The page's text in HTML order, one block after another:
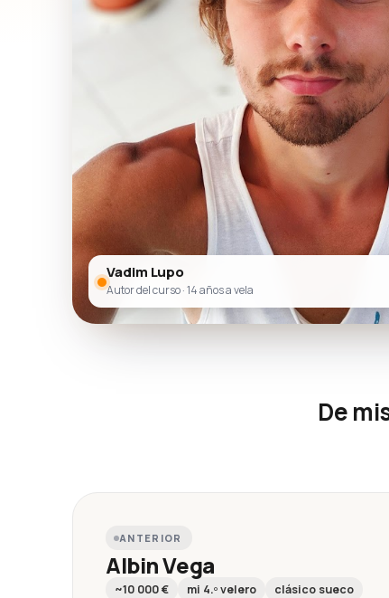
Vadim Lupo
Autor del curso · 14 años a vela
De
ANTERIOR
Albin Vega
~10 000 € mi 4.º velero clásico sueco